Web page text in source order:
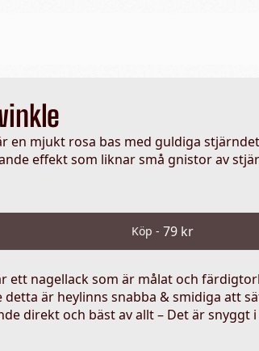
en mjukt rosa bas med guldiga
effekt som liknar små gnistor av
Köp -79 kr
ett nagellack som är målat och
detta är heylinns snabba & smidiga att
direkt och bäst av allt – Det är snyggt